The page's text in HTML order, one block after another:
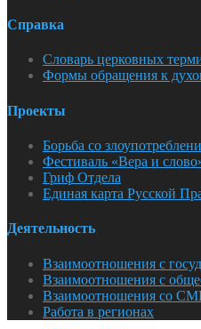
Справка
Словарь церковных
Формы обращения к
Проекты
Борьба со
Фестиваль «Вера и
Гриф Отдела
Единая карта Русской
Деятельность
Взаимоотношения с
Взаимоотношения с
Взаимоотношения со
Работа в регионах